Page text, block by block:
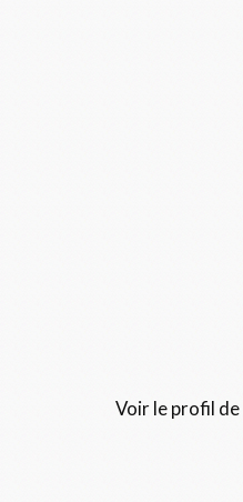
Voir le profil de